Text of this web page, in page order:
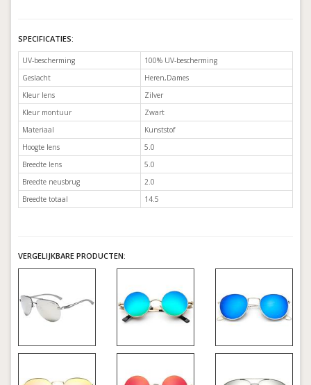
SPECIFICATIES:
UV-bescherming
100% UV-bescherming
Geslacht
Heren,Dames
Kleur lens
Zilver
Kleur montuur
Zwart
Materiaal
Kunststof
Hoogte lens
5.0
Breedte lens
5.0
Breedte neusbrug
2.0
Breedte totaal
14.5
VERGELIJKBARE PRODUCTEN: